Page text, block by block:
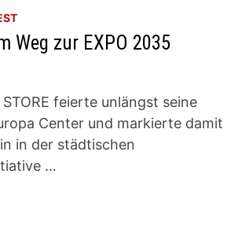
Weg zur EXPO 2035
feierte unlängst seine
Center und markierte damit
in der städtischen
…